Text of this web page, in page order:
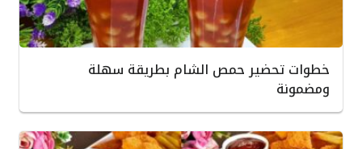
خطوات تحضير حمص الشام بطريقة سهلة
ومضمونة